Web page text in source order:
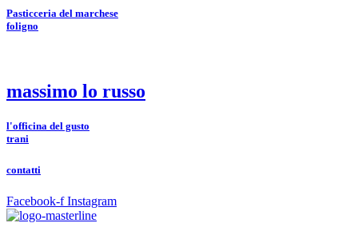
Pasticceria del marchese
foligno
massimo lo russo
l'officina del gusto
trani
contatti
Facebook-f Instagram